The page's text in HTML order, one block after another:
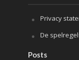
Privacy
De
Posts